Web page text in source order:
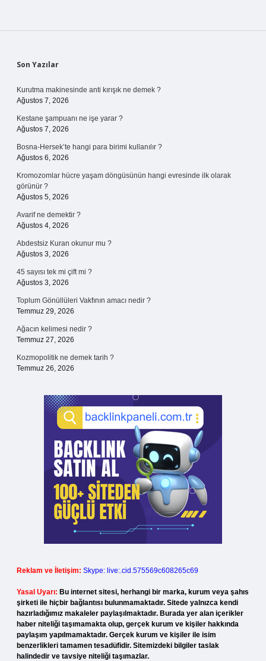
Sidebar
Son Yazılar
Kurutma makinesinde anti kırışık ne demek ?
Ağustos 7, 2026
Kestane şampuanı ne işe yarar ?
Ağustos 7, 2026
Bosna-Hersek’te hangi para birimi kullanılır ?
Ağustos 6, 2026
Kromozomlar hücre yaşam döngüsünün hangi evresinde ilk olarak
görünür ?
Ağustos 5, 2026
Avarif ne demektir ?
Ağustos 4, 2026
Abdestsiz Kuran okunur mu ?
Ağustos 3, 2026
45 sayısı tek mi çift mi ?
Ağustos 3, 2026
Toplum Gönüllüleri Vakfının amacı nedir ?
Temmuz 29, 2026
Ağacın kelimesi nedir ?
Temmuz 27, 2026
Kozmopolitik ne demek tarih ?
Temmuz 26, 2026
Reklam ve İletişim: Skype: live:.cid.575569c608265c69
Yasal Uyarı: Bu internet sitesi, herhangi bir marka, kurum veya şahıs
şirketi ile hiçbir bağlantısı bulunmamaktadır. Sitede yalnızca kendi
hazırladığımız makaleler paylaşılmaktadır. Burada yer alan içerikler
haber niteliği taşımamakta olup, gerçek kurum ve kişiler hakkında
paylaşım yapılmamaktadır. Gerçek kurum ve kişiler ile isim
benzerlikleri tamamen tesadüfidir. Sitemizdeki bilgiler taslak
halindedir ve tavsiye niteliği taşımazlar.